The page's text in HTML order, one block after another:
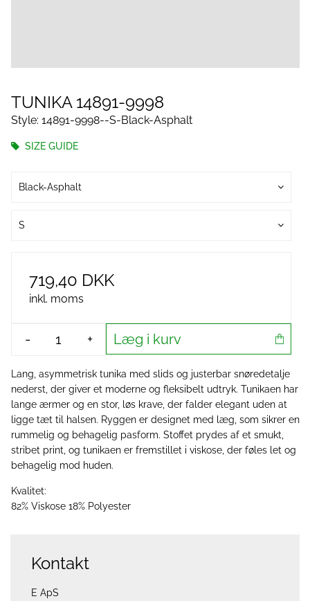
TUNIKA 14891-9998
Style: 14891-9998--S-Black-Asphalt
SIZE GUIDE
Black-Asphalt
S
719,40 DKK
inkl. moms
- + Læg i kurv
Lang, asymmetrisk tunika med slids og justerbar snøredetalje
nederst, der giver et moderne og fleksibelt udtryk. Tunikaen har
lange ærmer og en stor, løs krave, der falder elegant uden at
ligge tæt til halsen. Ryggen er designet med læg, som sikrer en
rummelig og behagelig pasform. Stoffet prydes af et smukt,
stribet print, og tunikaen er fremstillet i viskose, der føles let og
behagelig mod huden.
Kvalitet:
82% Viskose 18% Polyester
Kontakt
E ApS